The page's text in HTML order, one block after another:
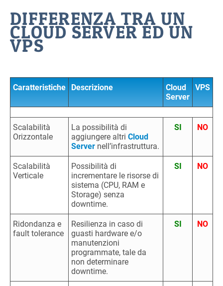
DIFFERENZA TRA UN
CLOUD SERVER ED UN
VPS
Caratteristiche Descrizione
Cloud
Server
VPS
Scalabilità
Orizzontale
La possibilità di
aggiungere altri Cloud
Server nell’infrastruttura.
SI NO
Scalabilità
Verticale
Possibilità di
incrementare le risorse di
sistema (CPU, RAM e
Storage) senza
downtime.
SI NO
Ridondanza e
fault tolerance
Resilienza in caso di
guasti hardware e/o
manutenzioni
programmate, tale da
non determinare
downtime.
SI NO